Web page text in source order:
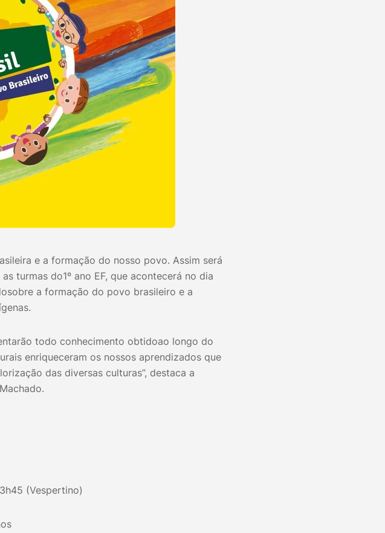
e a formação do nosso povo. Assim será
turmas do1º ano EF, que acontecerá no dia
a formação do povo brasileiro e a
todo conhecimento obtidoao longo do
enriqueceram os nossos aprendizados que
das diversas culturas”, destaca a
(Vespertino)